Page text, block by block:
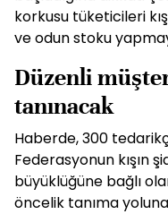
korkusu tüketicileri
ve odun stoku
Düzenli
tanınacak
Haberde, 300
Federasyonun kışın
büyüklüğüne bağlı
öncelik tanıma